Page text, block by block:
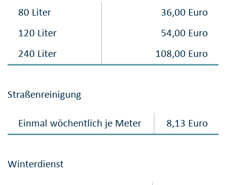
80 Liter
36,00 Euro
120 Liter
54,00 Euro
240 Liter
108,00 Euro
Straßenreinigung
Einmal wöchentlich je Meter 8,13 Euro
Winterdienst